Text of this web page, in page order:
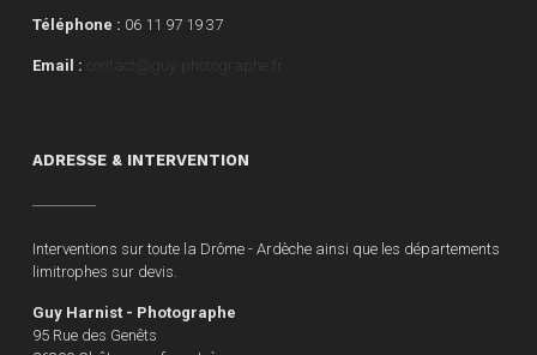
Téléphone : 06 11 97 19 37
Email :
ADRESSE & INTERVENTION
Interventions sur toute la Drôme - Ardèche ainsi que les départements
limitrophes sur devis.
Guy Harnist - Photographe
95 Rue des Genêts